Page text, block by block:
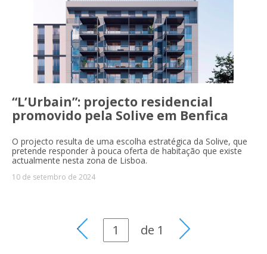
“L’Urbain”: projecto residencial
promovido pela Solive em Benfica
O projecto resulta de uma escolha estratégica da Solive, que
pretende responder à pouca oferta de habitação que existe
actualmente nesta zona de Lisboa.
10 de setembro de 2024
de 1